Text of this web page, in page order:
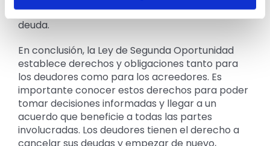
condiciones del acuerdo y del importe total de la
deuda.
En conclusión, la Ley de Segunda Oportunidad
establece derechos y obligaciones tanto para
los deudores como para los acreedores. Es
importante conocer estos derechos para poder
tomar decisiones informadas y llegar a un
acuerdo que beneficie a todas las partes
involucradas. Los deudores tienen el derecho a